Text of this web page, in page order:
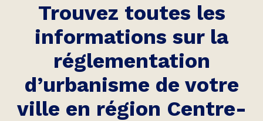
Trouvez toutes les
informations sur la
réglementation
d’urbanisme de votre
ville en région Centre-